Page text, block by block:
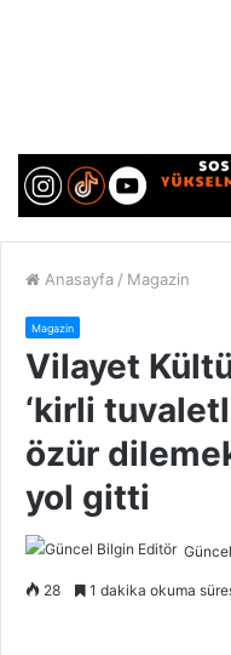
Anasayfa / Magazin
Magazin
Vilayet
‘kirli
özür
yol gitti
28 1 dakika okuma